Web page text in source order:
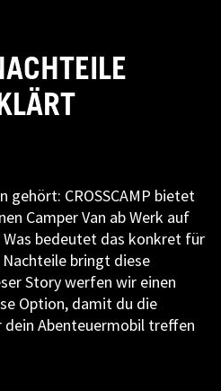
gehört: CROSSCAMP bietet
Camper Van ab Werk auf
bedeutet das konkret für
bringt diese
Story werfen wir einen
Option, damit du die
Abenteuermobil treffen